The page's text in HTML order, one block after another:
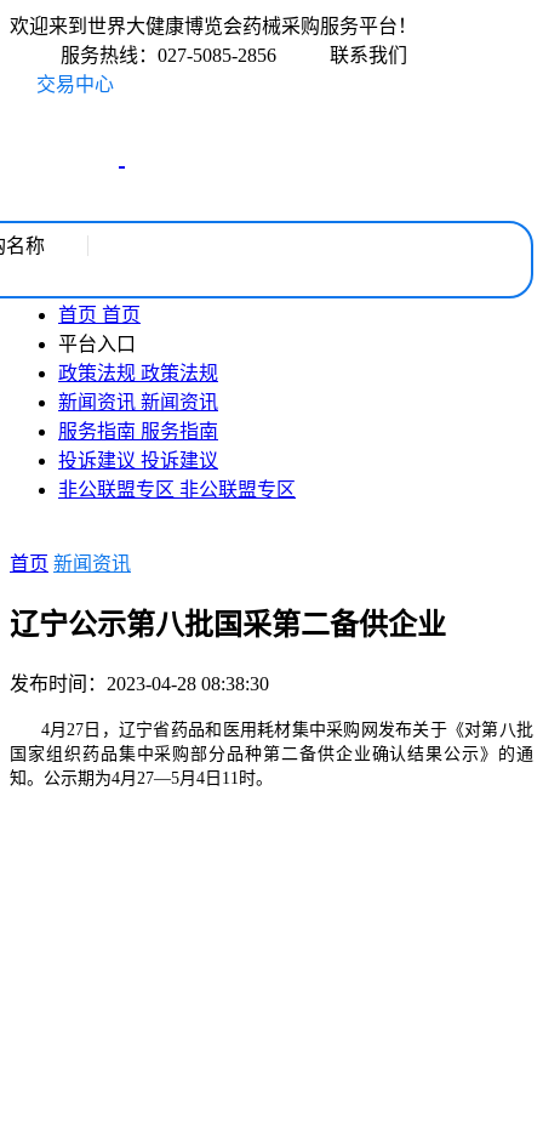
欢迎来到世界大健康博览会药械采购服务平台！
服务热线：027-5085-2856
联系我们
交易中心
名称
首页 首页
平台入口
政策法规 政策法规
新闻资讯 新闻资讯
服务指南 服务指南
投诉建议 投诉建议
非公联盟专区 非公联盟专区
首页 新闻资讯
辽宁公示第八批国采第二备供企业
发布时间：2023-04-28 08:38:30
4月27日，辽宁省药品和医用耗材集中采购网发布关于《对第八批
国家组织药品集中采购部分品种第二备供企业确认结果公示》的通
知。公示期为4月27—5月4日11时。